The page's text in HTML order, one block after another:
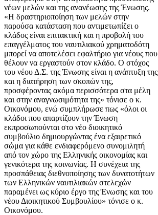
νέων μελών και της ανανέωσης της Ένωσης.
«Η δραστηριοποίηση των μελών στην
παρούσα κατάσταση που αντιμετωπίζει ο
κλάδος είναι επιτακτική και η προβολή του
επαγγέλματος του ναυτιλιακού χρηματοδότη
μπορεί να αποτελέσει εφαλτήριο για νέους που
θέλουν να εργαστούν στον κλάδο. Ο στόχος
του νέου Δ.Σ. της Ένωσης είναι η ανάπτυξη της
και η διατήρηση των σκοπών της,
προσφέροντας ακόμα περισσότερα στα μέλη
και στην αναγνωσιμότητα της» τόνισε ο κ.
Οικονόμου, ενώ συμπλήρωσε πως «όλοι οι
κλάδοι που απαρτίζουν την Ένωση
εκπροσωπούνται στο νέο διοικητικό
συμβούλιο δημιουργώντας ένα εξαιρετικό
σώμα για κάθε ενδιαφερόμενο συνομιλητή
από τον χώρο της Ελληνικής οικονομίας και
γενικότερα της κοινωνίας. Η συνέχεια της
προσπάθειας διεθνοποίησης των δυνατοτήτων
των Ελληνικών ναυτιλιακών στελεχών
παραμένει ως κύριο έργο της Ένωσης και του
νέου Διοικητικού Συμβουλίου» τόνισε ο κ.
Οικονόμου.